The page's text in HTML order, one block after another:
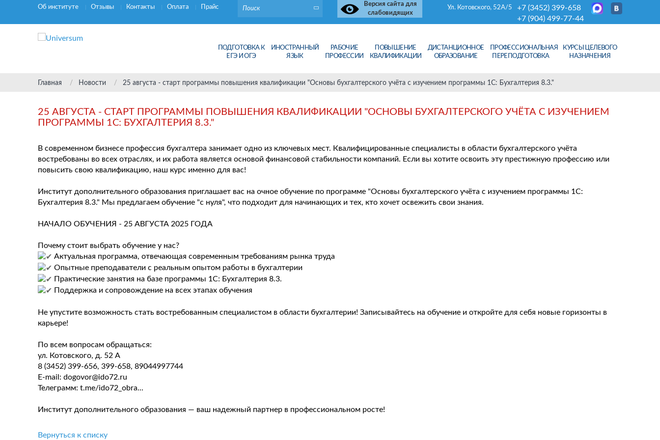
Об институте Отзывы Контакты Оплата Прайс
Версия сайта для
слабовидящих
+7 (3452) 399-658
+7 (904) 499-77-44
Ул. Котовского, 52А/5
ПОДГОТОВКА К
ЕГЭ И ОГЭ
ИНОСТРАННЫЙ
ЯЗЫК
РАБОЧИЕ
ПРОФЕССИИ
ПОВЫШЕНИЕ
КВАЛИФИКАЦИИ
ДИСТАНЦИОННОЕ
ОБРАЗОВАНИЕ
ПРОФЕССИОНАЛЬНАЯ
ПЕРЕПОДГОТОВКА
КУРСЫ ЦЕЛЕВОГО
НАЗНАЧЕНИЯ
Главная Новости 25 августа - старт программы повышения квалификации "Основы бухгалтерского учёта с изучением программы 1C: Бухгалтерия 8.3."
25 АВГУСТА - СТАРТ ПРОГРАММЫ ПОВЫШЕНИЯ КВАЛИФИКАЦИИ "ОСНОВЫ БУХГАЛТЕРСКОГО УЧЁТА С ИЗУЧЕНИЕМ
ПРОГРАММЫ 1C: БУХГАЛТЕРИЯ 8.3."
В современном бизнесе профессия бухгалтера занимает одно из ключевых мест. Квалифицированные специалисты в области бухгалтерского учёта
востребованы во всех отраслях, и их работа является основой финансовой стабильности компаний. Если вы хотите освоить эту престижную профессию или
повысить свою квалификацию, наш курс именно для вас!
Институт дополнительного образования приглашает вас на очное обучение по программе "Основы бухгалтерского учёта с изучением программы 1С:
Бухгалтерия 8.3." Мы предлагаем обучение "с нуля", что подходит для начинающих и тех, кто хочет освежить свои знания.
НАЧАЛО ОБУЧЕНИЯ - 25 АВГУСТА 2025 ГОДА
Почему стоит выбрать обучение у нас?
Актуальная программа, отвечающая современным требованиям рынка труда
Опытные преподаватели с реальным опытом работы в бухгалтерии
Практические занятия на базе программы 1С: Бухгалтерия 8.3.
Поддержка и сопровождение на всех этапах обучения
Не упустите возможность стать востребованным специалистом в области бухгалтерии! Записывайтесь на обучение и откройте для себя новые горизонты в
карьере!
По всем вопросам обращаться:
ул. Котовского, д. 52 А
8 (3452) 399-656, 399-658, 89044997744
E-mail: dogovor@ido72.ru
Телеграмм: t.me/ido72_obra...
Институт дополнительного образования — ваш надежный партнер в профессиональном росте!
Вернуться к списку